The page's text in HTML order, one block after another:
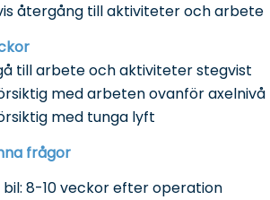
återgång till aktiviteter och arbete
till arbete och aktiviteter stegvist
med arbeten ovanför axelnivå
med tunga lyft
frågor
bil: 8-10 veckor efter operation